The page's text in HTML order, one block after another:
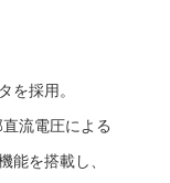
を採用。
流電圧による
能を搭載し、